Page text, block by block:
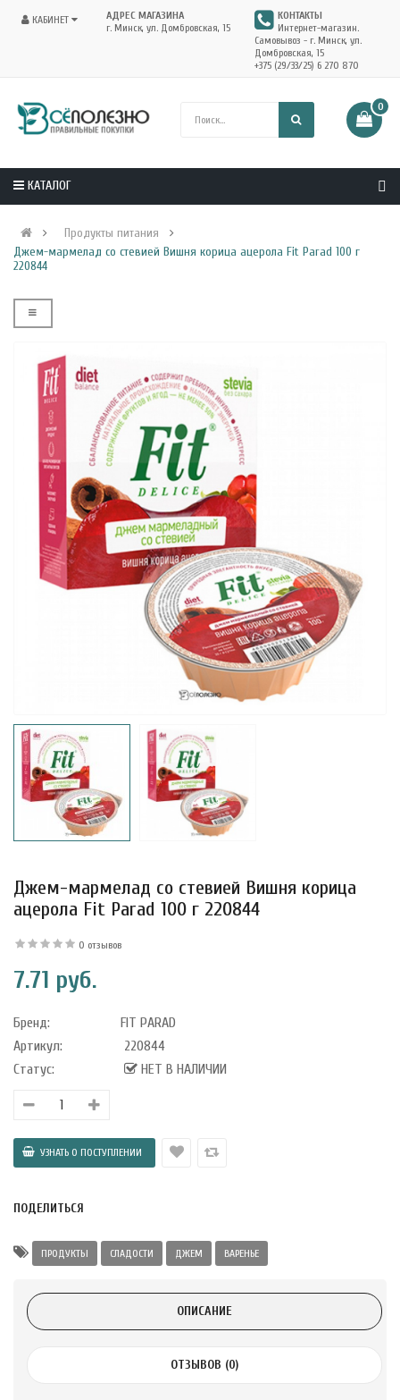
КАБИНЕТ
АДРЕС МАГАЗИНА
г. Минск, ул. Домбровская, 15
КОНТАКТЫ
Интернет-магазин.
Самовывоз - г. Минск, ул.
Домбровская, 15
+375 (29/33/25) 6 270 870
0
КАТАЛОГ
Продукты питания
Джем-мармелад со стевией Вишня корица ацерола Fit Parad 100 г
220844
с
75 мл
DE PEPINS DE
Джем-мармелад со стевией Вишня корица
ацерола Fit Parad 100 г 220844
0 отзывов
7.71 руб.
Бренд:
FIT PARAD
Артикул:
220844
Статус:
НЕТ В НАЛИЧИИ
ПОДЕЛИТЬСЯ
ПРОДУКТЫ СЛАДОСТИ ДЖЕМ ВАРЕНЬЕ
ОПИСАНИЕ
ОТЗЫВОВ (0)